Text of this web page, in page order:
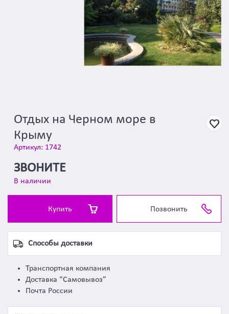
Отдых на Черном море в
Крыму
Артикул: 1742
ЗВОНИТЕ
В наличии
Купить Позвонить
Способы доставки
Транспортная компания
Доставка “Самовывоз”
Почта России